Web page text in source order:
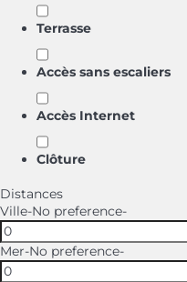
Terrasse
Accès sans escaliers
Accès Internet
Clôture
Distances
Ville-No preference-
Mer-No preference-